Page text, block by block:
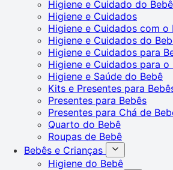
Higiene e Cuidado do Bebê
Higiene e Cuidados
Higiene e Cuidados com o
Higiene e Cuidados do
Higiene e Cuidados para
Higiene e Cuidados para o
Higiene e Saúde do Bebê
Kits e Presentes para
Presentes para Bebês
Presentes para Chá de
Quarto do Bebê
Roupas de Bebê
Bebês e Crianças
Higiene do Bebê